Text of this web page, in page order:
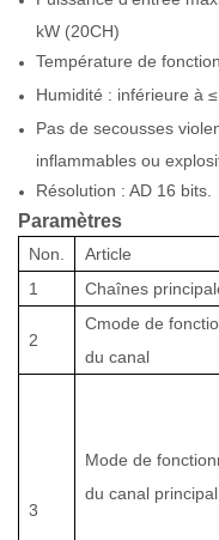
kW (20CH)
Température de
Humidité : inférieure à
Pas de secousses
inflammables ou
Résolution : AD 16 bits.
Paramètres
Non. Article
1
Chaînes
2
Cmode de
du canal
3
Mode de
du canal principal